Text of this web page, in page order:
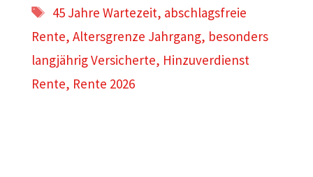
Schlagwörter
45 Jahre Wartezeit, abschlagsfreie
Rente, Altersgrenze Jahrgang, besonders
langjährig Versicherte, Hinzuverdienst
Rente, Rente 2026